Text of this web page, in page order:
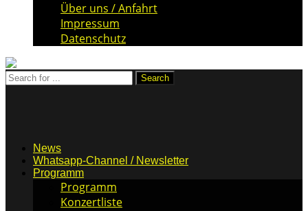
Über uns / Anfahrt
Impressum
Datenschutz
News
Whatsapp-Channel / Newsletter
Programm
Programm
Konzertliste